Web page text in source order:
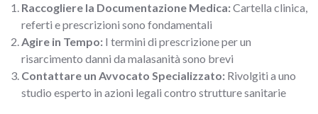
Raccogliere la Documentazione Medica:Cartella clinica,
referti e prescrizioni sono fondamentali
Agire in Tempo: I termini di prescrizione per un
risarcimento danni da malasanità sono brevi
Contattare un Avvocato Specializzato: Rivolgiti a uno
studio esperto in azioni legali contro strutture sanitarie